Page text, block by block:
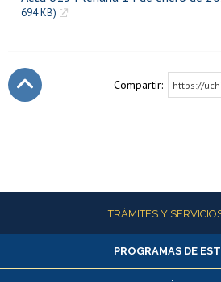
694 KB)
Compartir: https://
Más informaciónTRÁMITES Y
Alumnas/os y
Matrícula en línea
PROGRAMAS DE